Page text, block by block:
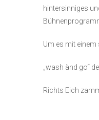
hintersinniges
Um es mit
„wash änd go“
Richts Eich